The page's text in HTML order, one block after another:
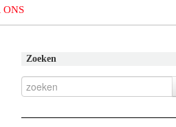
ONS
Zoeken